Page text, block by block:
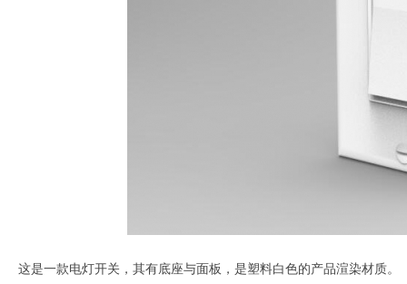
这是一款电灯开关，其有底座与面板，是塑料白色的产品渲染材质。